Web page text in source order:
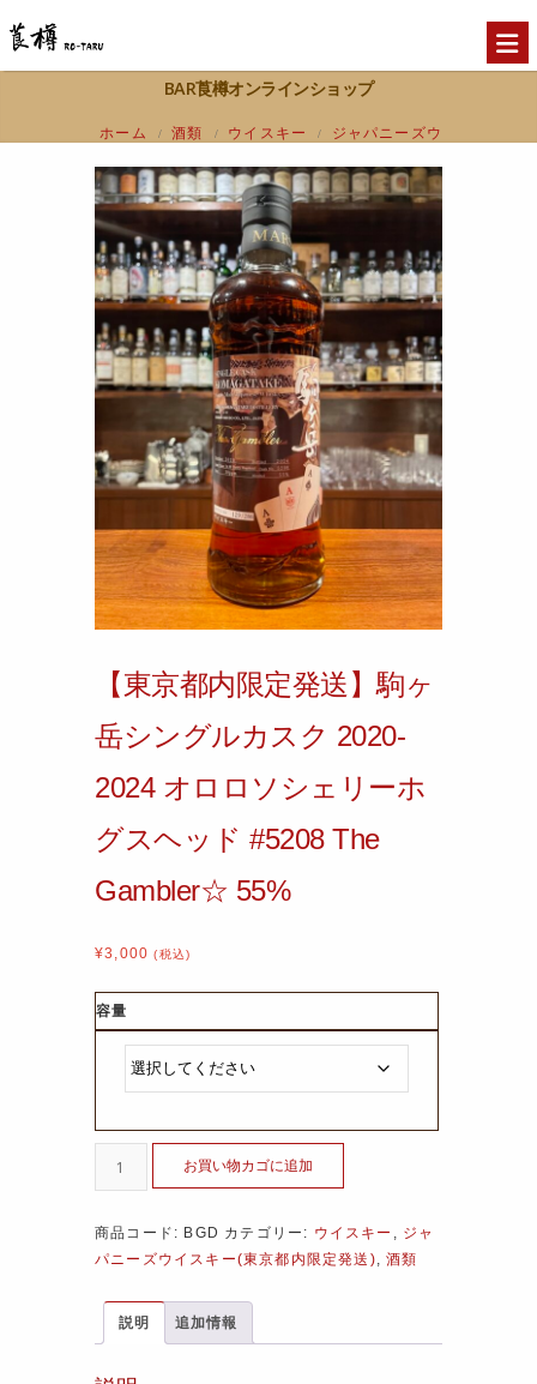
BAR莨樽オンラインショップ
ホーム / 酒類 / ウイスキー /
ジャパニーズウ
発送】駒ヶ岳シングルカスク 2020-2024 オロ
ロソシェリーホグスヘッド #5208 The
Gambler☆ 55%
【東京都内限定発送】駒ヶ
岳シングルカスク 2020-
2024 オロロソシェリーホ
グスヘッド #5208 The
Gambler☆ 55%
¥3,000 (税込)
容量
お買い物カゴに追加
商品コード: BGD カテゴリー: ウイスキー , ジャ
パニーズウイスキー(東京都内限定発送),酒類
説明 追加情報